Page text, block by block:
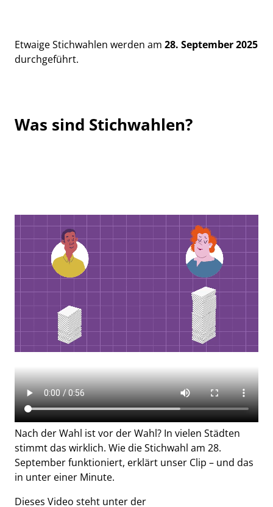
Etwaige Stichwahlen werden am 28. September 2025
durchgeführt.
Was sind Stichwahlen?
Nach der Wahl ist vor der Wahl? In vielen Städten
stimmt das wirklich. Wie die Stichwahl am 28.
September funktioniert, erklärt unser Clip – und das
in unter einer Minute.
Dieses Video steht unter der